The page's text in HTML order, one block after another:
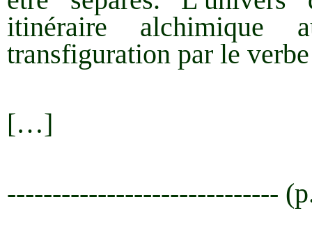
itinéraire
transfiguration par le
[…]
------------------------------